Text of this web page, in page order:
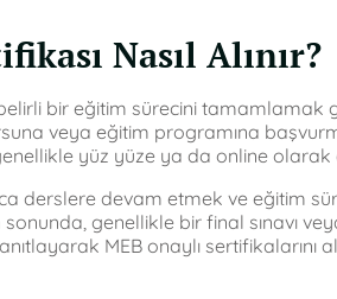
Nasıl Alınır?
bir eğitim sürecini tamamlamak
veya eğitim programına
yüz yüze ya da online olarak
derslere devam etmek ve eğitim
genellikle bir final sınavı
MEB onaylı sertifikalarını